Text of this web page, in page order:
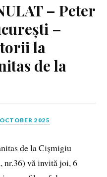
– Peter
–
la
de la
2025
de la Cișmigiu
nr.36) vă invită joi, 6